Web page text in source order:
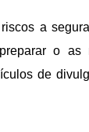
a
o
de